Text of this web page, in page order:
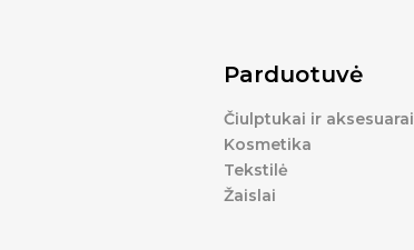
Parduotuvė
Čiulptukai ir aksesuarai
Kosmetika
Tekstilė
Žaislai